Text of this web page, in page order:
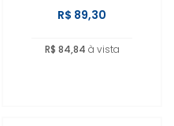
R$ 89,30
R$ 84,84 à vista